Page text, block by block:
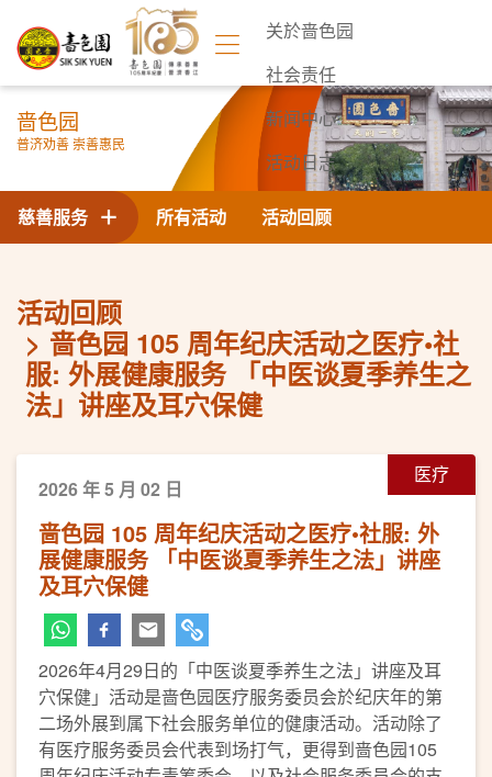
关於啬色园
社会责任
新闻中心
活动日志
联络我们
啬色园
普济劝善 崇善惠民
所有活动 活动回顾
慈善服务
活动回顾
啬色园 105 周年纪庆活动之医疗•社
服: 外展健康服务 「中医谈夏季养生之
法」讲座及耳穴保健
医疗
2026 年 5 月 02 日
啬色园 105 周年纪庆活动之医疗•社服: 外
展健康服务 「中医谈夏季养生之法」讲座
及耳穴保健
2026年4月29日的「中医谈夏季养生之法」讲座及耳
穴保健」活动是啬色园医疗服务委员会於纪庆年的第
二场外展到属下社会服务单位的健康活动。活动除了
有医疗服务委员会代表到场打气，更得到啬色园105